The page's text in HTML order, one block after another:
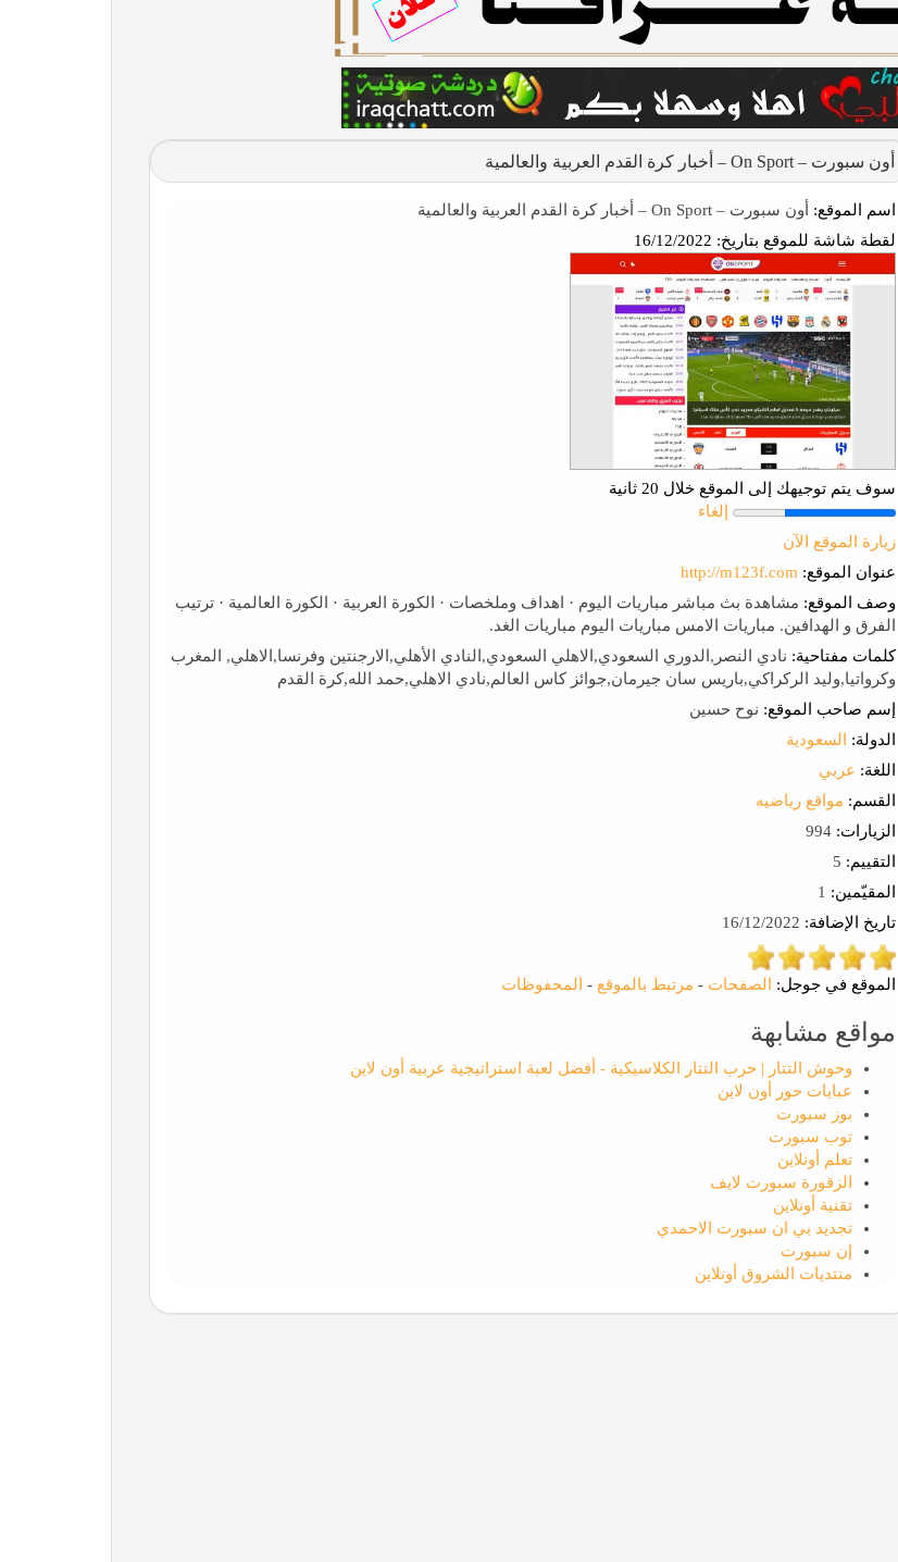
أون سبورت – On Sport – أخبار كرة القدم العربية والعالمية
اسم الموقع: أون سبورت – On Sport – أخبار كرة القدم العربية والعالمية
لقطة شاشة للموقع بتاريخ:
سوف يتم توجيهك إلى الموقع خلال 20 ثانية
إلغاء
زيارة الموقع الآن
عنوان الموقع: http://m123f.com
وصف الموقع: مشاهدة بث مباشر مباريات اليوم · اهداف وملخصات · الكورة العربية · الكورة العالمية · ترتيب
الفرق و الهدافين. مباريات الامس مباريات اليوم مباريات الغد.
كلمات مفتاحية: نادي النصر,الدوري السعودي,الاهلي السعودي,النادي الأهلي,الارجنتين وفرنسا,الاهلي, المغرب
وكرواتيا,وليد الركراكي,باريس سان جيرمان,جوائز كاس العالم,نادي الاهلي,حمد الله,كرة القدم
إسم صاحب الموقع: نوح حسين
الدولة:
السعودية
اللغة: عربي
القسم: مواقع رياضيه
الزيارات:
التقييم:
المقيّمين:
تاريخ الإضافة:
الموقع في جوجل: الصفحات - مرتبط بالموقع - المحفوظات
مواقع مشابهة
وحوش التتار | حرب التتار الكلاسيكية - أفضل لعبة استراتيجية عربية أون لاين
عبايات حور أون لاين
بوز سبورت
توب سبورت
تعلم أونلاين
الزقورة سبورت لايف
تقنية أونلاين
تجديد بي ان سبورت الاحمدي
إن سبورت
منتديات الشروق أونلاين